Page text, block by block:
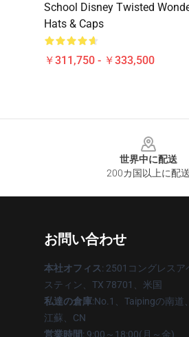
School Disney Twisted
Hats & Caps
￥311,750 - ￥333,500
世界中に配送
200カ国以上に配送
お問い合わせ
本社オフィス: 2501コングレスア
スティン、TX 78701、米国
私達の倉庫:No.1、Taipingの南道
江蘇、CN
営業時間: 9:00～18:00(月～金)